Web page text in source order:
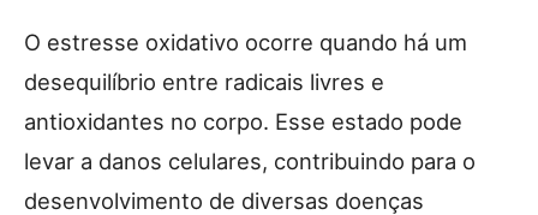
O estresse oxidativo ocorre quando há um
desequilíbrio entre radicais livres e
antioxidantes no corpo. Esse estado pode
levar a danos celulares, contribuindo para o
desenvolvimento de diversas doenças